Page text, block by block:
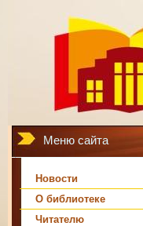
Меню сайта
Новости
О библиотеке
Читателю